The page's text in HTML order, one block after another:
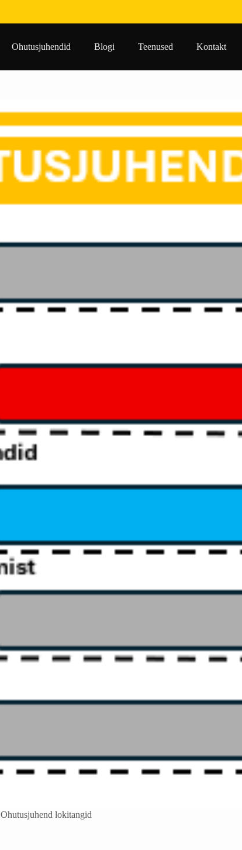
Ohutusjuhendid Blogi Teenused Kontakt
Ohutusjuhend lokitangid